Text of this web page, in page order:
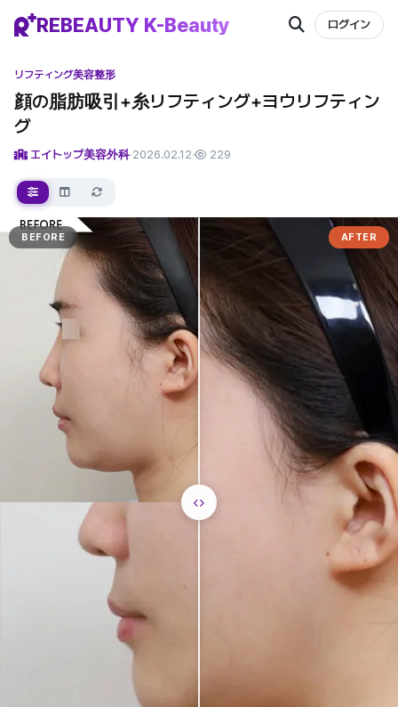
REBEAUTY K-Beauty ログイン
リフティング美容整形
顔の脂肪吸引+糸リフティング+ヨウリフティン
グ
エイトップ美容外科·2026.02.12· 229
AFTER
BEFORE